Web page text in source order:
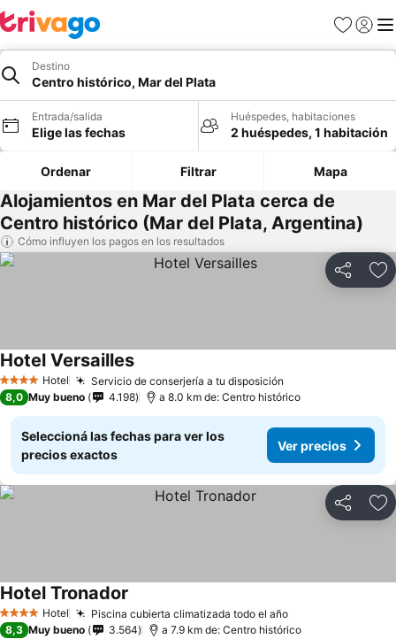
Favoritos
Iniciar
Destino
Centro histórico, Mar del Plata
Entrada/salida
Elige las fechas
Huéspedes, habitaciones
2 huéspedes, 1 habitación
Ordenar Filtrar Mapa
Alojamientos en Mar del Plata cerca de
Centro histórico (Mar del Plata, Argentina)
Cómo influyen los pagos en los resultados
Compartir
4 EstrellasHotel Servicio de conserjería a tu disposición
Hotel Versailles
8,0 Muy bueno 4.198 a 8.0 km de: Centro histórico
Seleccioná las fechas para ver los
precios exactos
Ver precios
Compartir
4 EstrellasHotel Piscina cubierta climatizada todo el año
Hotel Tronador
8,3 Muy bueno 3.564 a 7.9 km de: Centro histórico